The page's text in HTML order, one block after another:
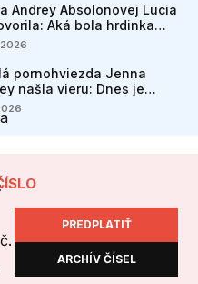
Andrey Absolonovej Lucia
Aká bola hrdinka
telo v skutočnosti?
pornohviezda Jenna
našla vieru: Dnes je
De La Mora manželkou
PREDPLATIŤ
ARCHÍV ČÍSEL